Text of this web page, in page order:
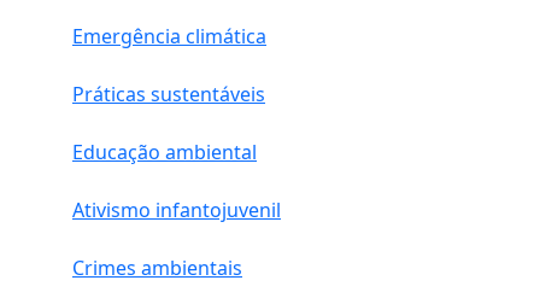
Emergência climática
Práticas sustentáveis
Educação ambiental
Ativismo infantojuvenil
Crimes ambientais